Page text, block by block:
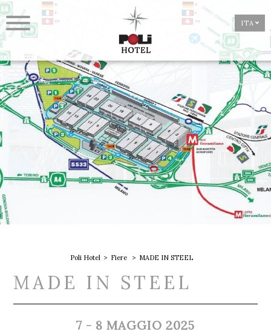
ITA
Poli Hotel Fiere MADE IN STEEL
MADE IN STEEL
7 - 8 MAGGIO 2025